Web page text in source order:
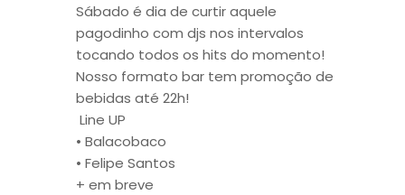
Sábado é dia de curtir aquele
pagodinho com djs nos intervalos
tocando todos os hits do momento!
Nosso formato bar tem promoção de
bebidas até 22h!
Line UP
• Balacobaco
• Felipe Santos
+ em breve